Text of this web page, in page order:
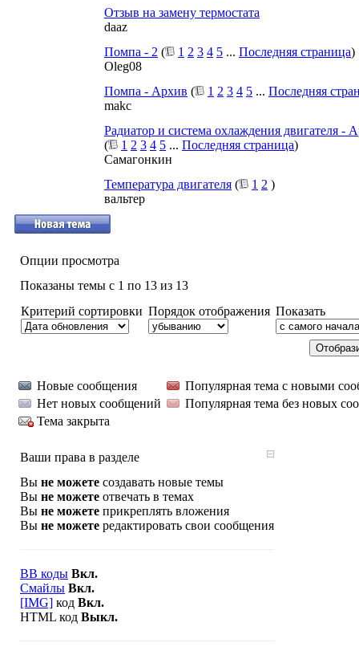
Отзыв на замену термостата
daaz
Помпа - 2 ( 1 2 3 4 5 ... Последняя страница)
Oleg08
Помпа - Архив ( 1 2 3 4 5 ... Последняя
makc
Радиатор и система охлаждения двигателя -
(
1 2 3 4 5 ... Последняя страница)
Самагонкин
Температура двигателя ( 1 2 )
вальтер
Опции просмотра
Показаны темы с 1 по 13 из 13
Критерий сортировки Порядок отображения Показать
Новые сообщения
Популярная тема с новыми
Нет новых сообщений
Популярная тема без новых
Тема закрыта
Ваши права в разделе
Вы не можете создавать новые темы
Вы не можете отвечать в темах
Вы не можете прикреплять вложения
Вы не можете редактировать свои сообщения
BB коды Вкл.
Смайлы Вкл.
[IMG] код Вкл.
HTML код Выкл.